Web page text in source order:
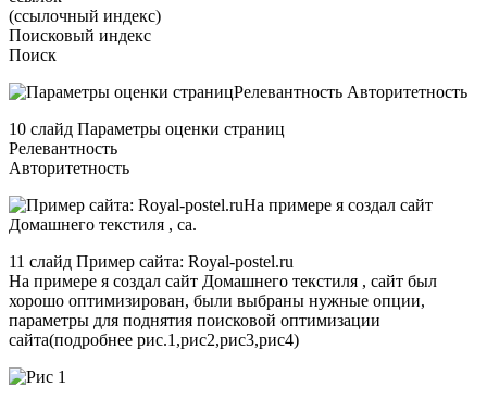
(ссылочный индекс)
Поисковый индекс
Поиск
10 слайд Параметры оценки страниц
Релевантность
Авторитетность
11 слайд Пример сайта: Royal-postel.ru
На примере я создал сайт Домашнего текстиля , сайт был
хорошо оптимизирован, были выбраны нужные опции,
параметры для поднятия поисковой оптимизации
сайта(подробнее рис.1,рис2,рис3,рис4)